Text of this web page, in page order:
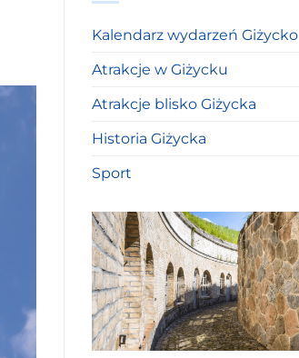
Kalendarz wydarzeń Giżycko
Atrakcje w Giżycku
Atrakcje blisko Giżycka
Historia Giżycka
Sport